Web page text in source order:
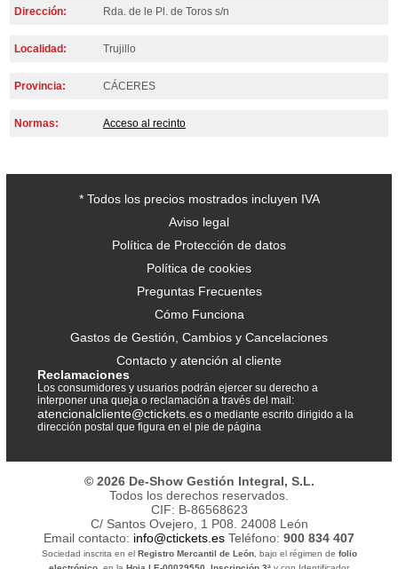
Dirección: Rda. de le Pl. de Toros s/n
Localidad: Trujillo
Provincia: CÁCERES
Normas: Acceso al recinto
* Todos los precios mostrados incluyen IVA
Aviso legal
Política de Protección de datos
Política de cookies
Preguntas Frecuentes
Cómo Funciona
Gastos de Gestión, Cambios y Cancelaciones
Contacto y atención al cliente
Reclamaciones
Los consumidores y usuarios podrán ejercer su derecho a
interponer una queja o reclamación a través del mail:
atencionalcliente@ctickets.es o mediante escrito dirigido a la
dirección postal que figura en el pie de página
© 2026 De-Show Gestión Integral, S.L.
Todos los derechos reservados.
CIF: B-86568623
C/ Santos Ovejero, 1 P08. 24008 León
Email contacto: info@ctickets.es Teléfono: 900 834 407
Sociedad inscrita en el Registro Mercantil de León, bajo el régimen de folio